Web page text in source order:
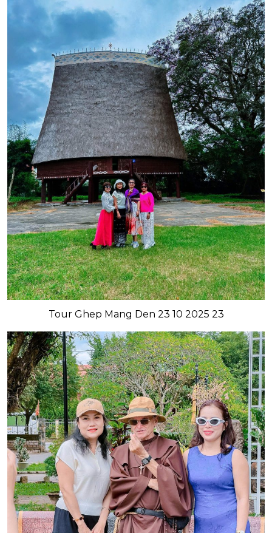
Tour Ghep Mang Den 23 10 2025 23